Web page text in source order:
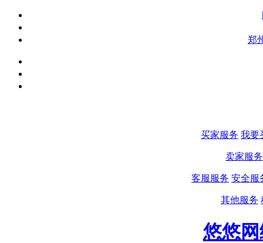
郑
买家服务 我要
卖家服务
客服服务 安全服
其他服务
悠悠